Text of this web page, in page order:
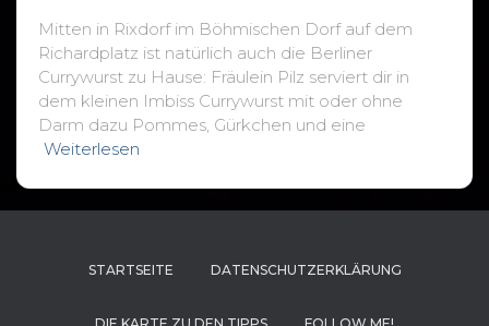
Mitten in Rixdorf im Böhmischen Dorf auf dem
Richardplatz ist natürlich auch die Berliner
Currywurst zu Hause: Fräulein Pilz serviert dir in
dem kleinen Imbiss Currywurst mit oder ohne
Darm dazu Pommes, Gürkchen und eine
Weiterlesen
STARTSEITE DATENSCHUTZERKLÄRUNG